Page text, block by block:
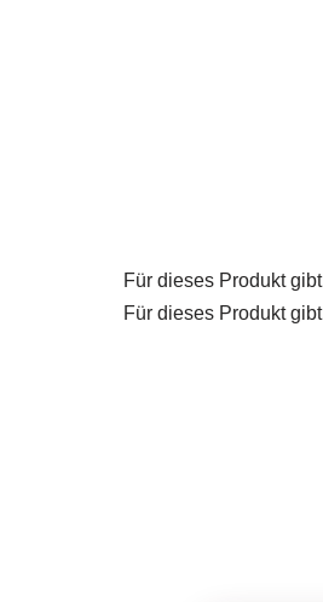
Für dieses Produkt
Für dieses Produkt